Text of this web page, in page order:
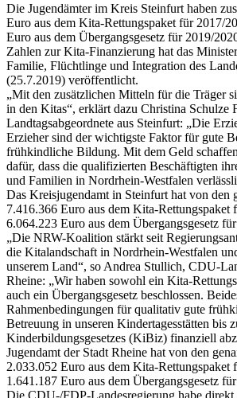
Die Jugendämter im Kreis Steinfurt haben
Euro aus dem Kita-Rettungspaket für 2017/
Euro aus dem Übergangsgesetz für 2019/
Zahlen zur Kita-Finanzierung hat das
Familie, Flüchtlinge und Integration des
(25.7.2019) veröffentlicht.
„Mit den zusätzlichen Mitteln für die Träger
in den Kitas“, erklärt dazu Christina Schulze
Landtagsabgeordnete aus Steinfurt: „Die
Erzieher sind der wichtigste Faktor für gute
frühkindliche Bildung. Mit dem Geld
dafür, dass die qualifizierten Beschäftigten
und Familien in Nordrhein-Westfalen
Das Kreisjugendamt in Steinfurt hat von den
7.416.366 Euro aus dem Kita-Rettungspaket
6.064.223 Euro aus dem Übergangsgesetz
„Die NRW-Koalition stärkt seit
die Kitalandschaft in Nordrhein-Westfalen
unserem Land“, so Andrea Stullich, CDU-
Rheine: „Wir haben sowohl ein Kita-
auch ein Übergangsgesetz beschlossen.
Rahmenbedingungen für qualitativ gute
Betreuung in unseren Kindertagesstätten bis
Kinderbildungsgesetzes (KiBiz) finanziell
Jugendamt der Stadt Rheine hat von den
2.033.052 Euro aus dem Kita-Rettungspaket
1.641.187 Euro aus dem Übergangsgesetz
Die CDU-/FDP-Landesregierung habe direkt